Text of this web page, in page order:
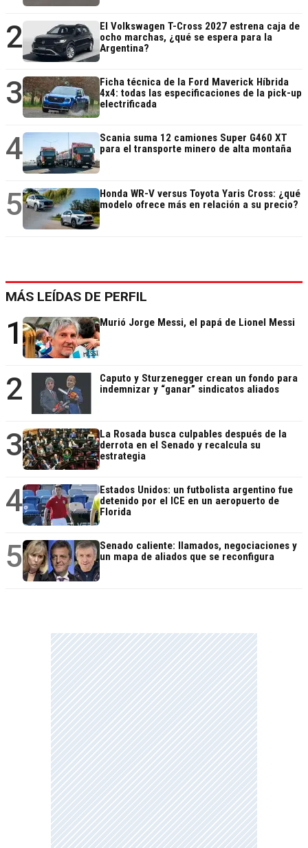
2
El Volkswagen T-Cross 2027 estrena caja de
ocho marchas, ¿qué se espera para la
Argentina?
3
Ficha técnica de la Ford Maverick Híbrida
4x4: todas las especificaciones de la pick-up
electrificada
4
Scania suma 12 camiones Super G460 XT
para el transporte minero de alta montaña
5
Honda WR-V versus Toyota Yaris Cross: ¿qué
modelo ofrece más en relación a su precio?
MÁS LEÍDAS DE PERFIL
1 Murió Jorge Messi, el papá de Lionel Messi
2
Caputo y Sturzenegger crean un fondo para
indemnizar y “ganar” sindicatos aliados
3
La Rosada busca culpables después de la
derrota en el Senado y recalcula su
estrategia
4
Estados Unidos: un futbolista argentino fue
detenido por el ICE en un aeropuerto de
Florida
5
Senado caliente: llamados, negociaciones y
un mapa de aliados que se reconfigura